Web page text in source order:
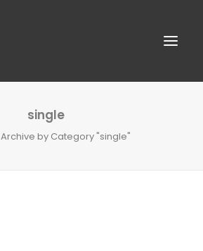
single
Archive by Category "single"